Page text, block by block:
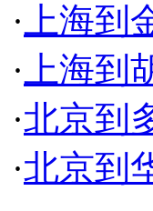
· 上海到
· 上海到
·北京到
·北京到